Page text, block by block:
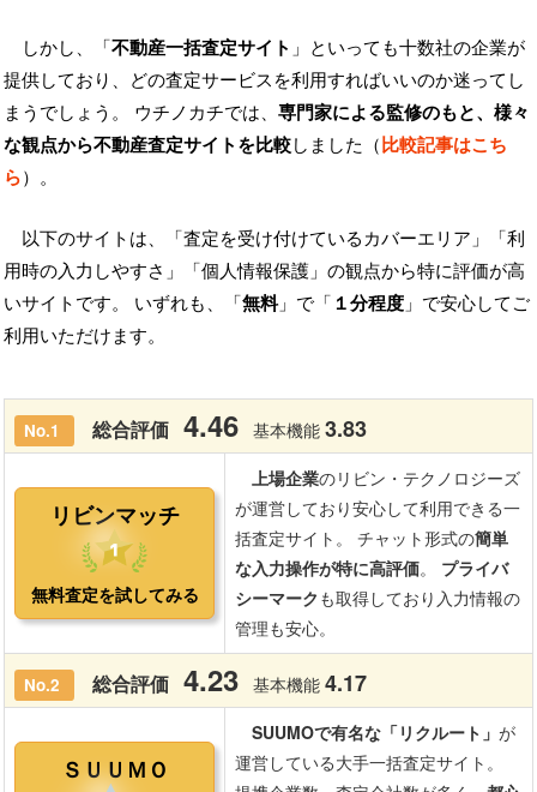
しかし、「不動産一括査定サイト 」といっても十数社の企業が
提供しており、どの査定サービスを利用すればいいのか迷ってし
まうでしょう。 ウチノカチでは、 専門家による監修のもと、様々
な観点から不動産査定サイトを比較しました（比較記事はこち
ら）。
以下のサイトは、「査定を受け付けているカバーエリア」「利
用時の入力しやすさ」「個人情報保護」の観点から特に評価が高
いサイトです。 いずれも、「無料」で「 １分程度 」で安心してご
利用いただけます。